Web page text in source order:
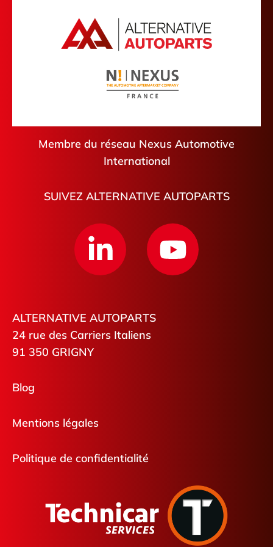
Val-de-Marne
Ris-Orangis
Saint-Pierre-de-Coutances
Romorantin-Lanthenay
Neufchâtel-en-Bray
Membre du réseau Nexus Automotive
International
SUIVEZ ALTERNATIVE AUTOPARTS
ALTERNATIVE AUTOPARTS
24 rue des Carriers Italiens
91 350 GRIGNY
Blog
Mentions légales
Politique de confidentialité